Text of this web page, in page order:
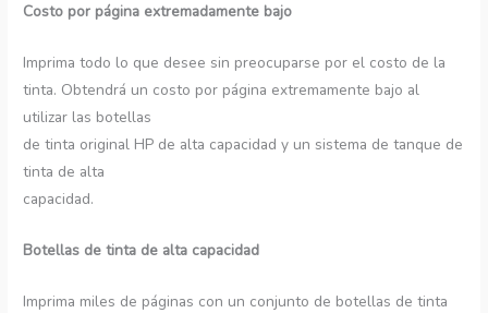
Costo por página extremadamente bajo
Imprima todo lo que desee sin preocuparse por el costo de la
tinta. Obtendrá un costo por página extremamente bajo al
utilizar las botellas
de tinta original HP de alta capacidad y un sistema de tanque de
tinta de alta
capacidad.
Botellas de tinta de alta capacidad
Imprima miles de páginas con un conjunto de botellas de tinta